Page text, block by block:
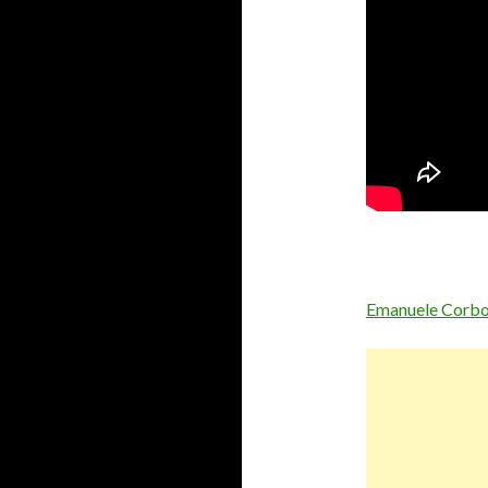
Emanuele